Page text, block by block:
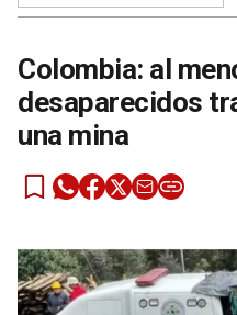
Colombia: al
desaparecidos
una mina